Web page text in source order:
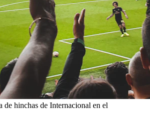
de hinchas de Internacional en el